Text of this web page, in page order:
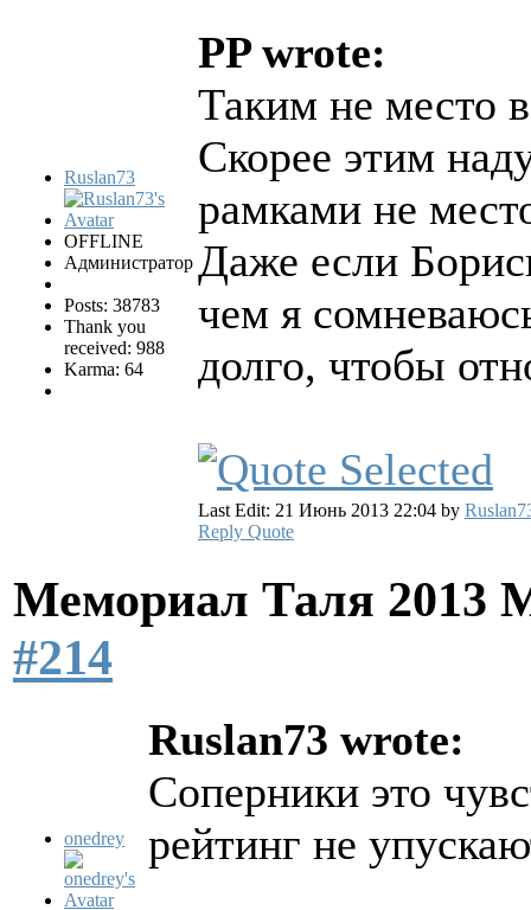
Ruslan73
OFFLINE
Администратор
Posts: 38783
Thank you
received: 988
Karma: 64
PP wrote:
Таким не место
Скорее этим
рамками не
Даже если
чем я
долго, чтобы
Last Edit: 21 Июнь 2013 22:04 by
Reply Quote
Мемориал Таля 2013
#214
onedrey
Ruslan73 wrote:
Соперники это
рейтинг не